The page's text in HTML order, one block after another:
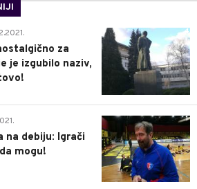
4
za
je izgubilo naziv,
1
na debiju: Igrači
mogu!